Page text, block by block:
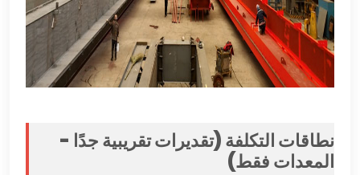
نطاقات التكلفة (تقديرات تقريبية جدًا -
المعدات فقط)